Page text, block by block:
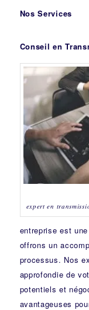
Nos Services
Conseil en
expert en
entreprise est
offrons un
processus. Nos
approfondie de
potentiels et
avantageuses